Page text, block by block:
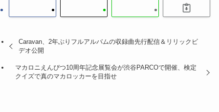
Caravan、2年ぶりフルアルバムの収録曲先行配信＆リリックビ
デオ公開
マカロニえんぴつ10周年記念展覧会が渋谷PARCOで開催、検定
クイズで真のマカロッカーを目指せ